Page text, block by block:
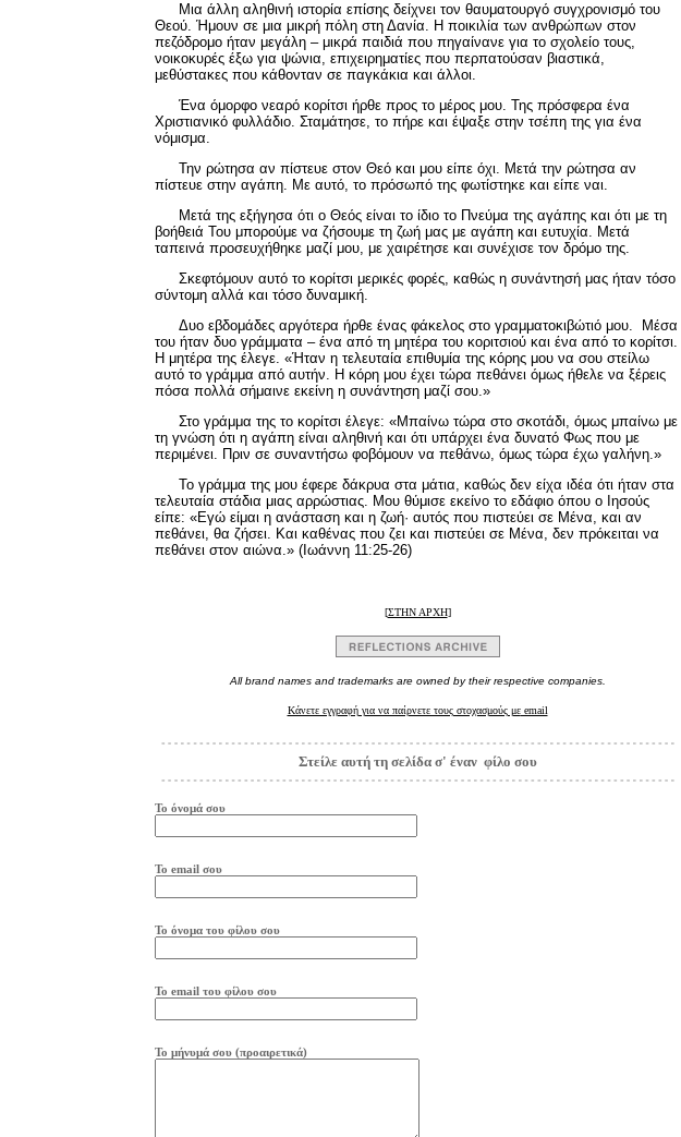
Μια άλλη αληθινή ιστορία επίσης δείχνει τον θαυματουργό συγχρονισμό του
Θεού. Ήμουν σε μια μικρή πόλη στη Δανία. Η ποικιλία των ανθρώπων στον
πεζόδρομο ήταν μεγάλη – μικρά παιδιά που πηγαίνανε για το σχολείο τους,
νοικοκυρές έξω για ψώνια, επιχειρηματίες που περπατούσαν βιαστικά,
μεθύστακες που κάθονταν σε παγκάκια και άλλοι.
Ένα όμορφο νεαρό κορίτσι ήρθε προς το μέρος μου. Της πρόσφερα ένα
Χριστιανικό φυλλάδιο. Σταμάτησε, το πήρε και έψαξε στην τσέπη της για ένα
νόμισμα.
Την ρώτησα αν πίστευε στον Θεό και μου είπε όχι. Μετά την ρώτησα αν
πίστευε στην αγάπη. Με αυτό, το πρόσωπό της φωτίστηκε και είπε ναι.
Μετά της εξήγησα ότι ο Θεός είναι το ίδιο το Πνεύμα της αγάπης και ότι με τη
βοήθειά Του μπορούμε να ζήσουμε τη ζωή μας με αγάπη και ευτυχία. Μετά
ταπεινά προσευχήθηκε μαζί μου, με χαιρέτησε και συνέχισε τον δρόμο της.
Σκεφτόμουν αυτό το κορίτσι μερικές φορές, καθώς η συνάντησή μας ήταν τόσο
σύντομη αλλά και τόσο δυναμική.
Δυο εβδομάδες αργότερα ήρθε ένας φάκελος στο γραμματοκιβώτιό μου. Μέσα
του ήταν δυο γράμματα – ένα από τη μητέρα του κοριτσιού και ένα από το κορίτσι.
Η μητέρα της έλεγε. «Ήταν η τελευταία επιθυμία της κόρης μου να σου στείλω
αυτό το γράμμα από αυτήν. Η κόρη μου έχει τώρα πεθάνει όμως ήθελε να ξέρεις
πόσα πολλά σήμαινε εκείνη η συνάντηση μαζί σου.»
Στο γράμμα της το κορίτσι έλεγε: «Μπαίνω τώρα στο σκοτάδι, όμως μπαίνω με
τη γνώση ότι η αγάπη είναι αληθινή και ότι υπάρχει ένα δυνατό Φως που με
περιμένει. Πριν σε συναντήσω φοβόμουν να πεθάνω, όμως τώρα έχω γαλήνη.»
Το γράμμα της μου έφερε δάκρυα στα μάτια, καθώς δεν είχα ιδέα ότι ήταν στα
τελευταία στάδια μιας αρρώστιας. Μου θύμισε εκείνο το εδάφιο όπου ο Ιησούς
είπε: «Εγώ είμαι η ανάσταση και η ζωή· αυτός που πιστεύει σε Μένα, και αν
πεθάνει, θα ζήσει. Και καθένας που ζει και πιστεύει σε Μένα, δεν πρόκειται να
πεθάνει στον αιώνα.» (Ιωάννη 11:25-26)
[ΣΤΗΝ ΑΡΧΗ]
All brand names and trademarks are owned by their respective companies.
Κάνετε εγγραφή για να παίρνετε τους στοχασμούς μεemail
Στείλε αυτή τη σελίδα σ' έναν φίλο σου
Το όνομά σου
Το email σου
Το όνομα του φίλου σου
Το email του φίλου σου
Το μήνυμά σου (προαιρετικά)